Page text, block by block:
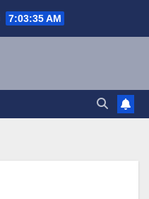
7:03:36 AM